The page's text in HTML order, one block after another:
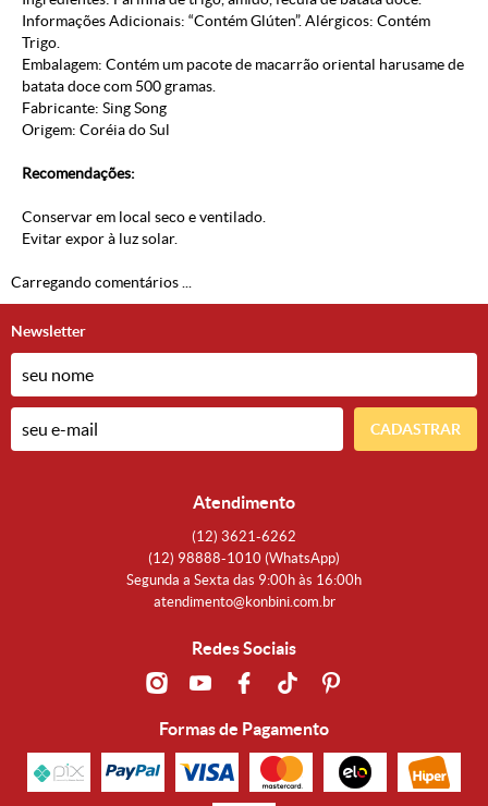
Informações Adicionais: “Contém Glúten”. Alérgicos: Contém
Trigo.
Embalagem: Contém um pacote de macarrão oriental harusame de
batata doce com 500 gramas.
Fabricante: Sing Song
Origem: Coréia do Sul
Recomendações:
Conservar em local seco e ventilado.
Evitar expor à luz solar.
Carregando comentários ...
Newsletter
CADASTRAR
Atendimento
(12) 3621-6262
(12) 98888-1010 (WhatsApp)
Segunda a Sexta das 9:00h às 16:00h
atendimento@konbini.com.br
Redes Sociais
Formas de Pagamento